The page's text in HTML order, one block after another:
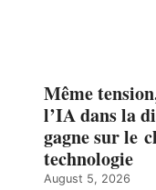
Même
l’IA dans la
gagne sur le
technologie
August 5, 2026